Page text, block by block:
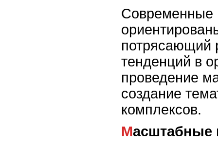
Современные
потрясающий
тенденций в
проведение
создание
комплексов.